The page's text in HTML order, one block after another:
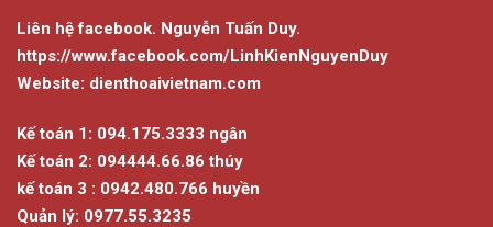
Liên hệ facebook. Nguyễn Tuấn Duy.
https://www.facebook.com/LinhKienNguyenDuy
Website: dienthoaivietnam.com
Kế toán 1: 094.175.3333 ngân
Kế toán 2: 094444.66.86 thúy
kế toán 3 : 0942.480.766 huyền
Quản lý: 0977.55.3235